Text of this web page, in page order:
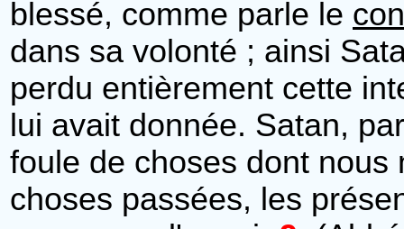
blessé, comme parle le
dans sa volonté ; ainsi
perdu entièrement cette
lui avait donnée. Satan,
foule de choses dont
choses passées, les